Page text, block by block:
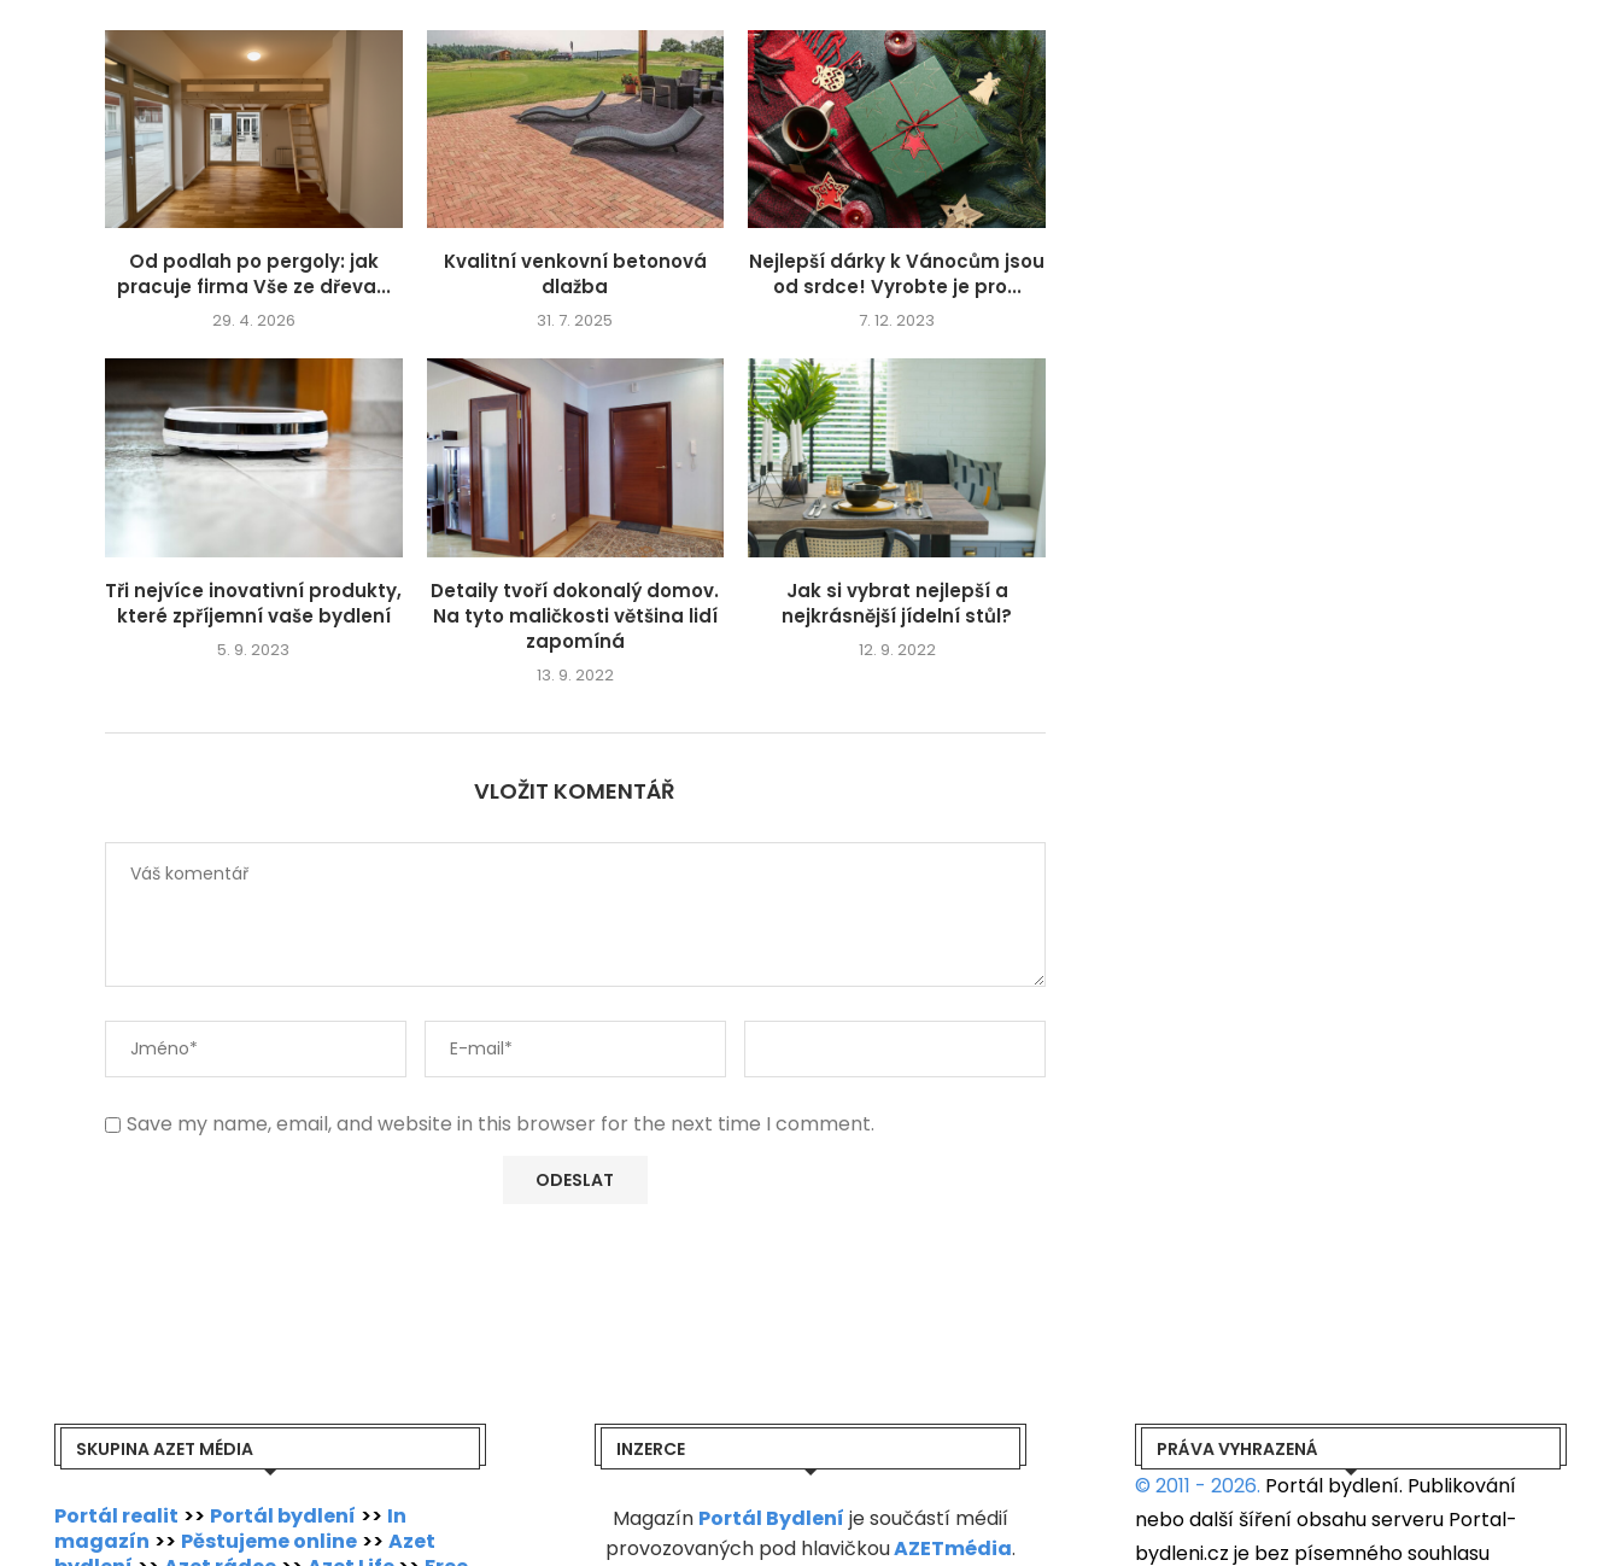
Od podlah po pergoly: jak
pracuje firma Vše ze dřeva...
29. 4. 2026
Kvalitní venkovní betonová
dlažba
31. 7. 2025
Nejlepší dárky k Vánocům jsou
od srdce! Vyrobte je pro...
7. 12. 2023
Tři nejvíce inovativní produkty,
které zpříjemní vaše bydlení
5. 9. 2023
Detaily tvoří dokonalý domov.
Na tyto maličkosti většina lidí
zapomíná
13. 9. 2022
Jak si vybrat nejlepší a
nejkrásnější jídelní stůl?
12. 9. 2022
VLOŽIT KOMENTÁŘ
Save my name, email, and website in this browser for the next time I comment.
SKUPINA AZET MÉDIA
Portál realit >> Portál bydlení >> In
magazín >> Pěstujeme online >> Azet
INZERCE
Magazín Portál Bydlení je součástí médií
provozovaných pod hlavičkouAZETmédia.
PRÁVA VYHRAZENÁ
© 2011 - 2026. Portál bydlení. Publikování
nebo další šíření obsahu serveru Portal-
bydleni.cz je bez písemného souhlasu